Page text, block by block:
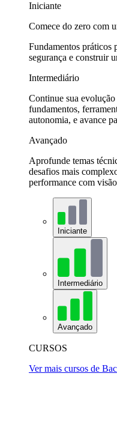
Iniciante
Comece do zero com
Fundamentos práticos
segurança e construir
Intermediário
Continue sua
fundamentos,
autonomia, e avance
Avançado
Aprofunde temas
desafios mais
performance com
Iniciante
Intermediário
Avançado
CURSOS
Ver mais cursos de